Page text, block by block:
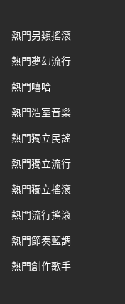
熱門另類搖滾
熱門夢幻流行
熱門嘻哈
熱門浩室音樂
熱門獨立民謠
熱門獨立流行
熱門獨立搖滾
熱門流行搖滾
熱門節奏藍調
熱門創作歌手